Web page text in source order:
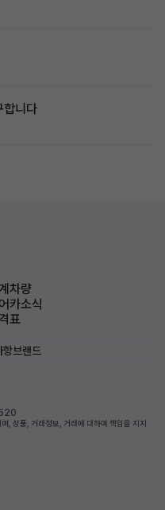
합니다
차량
카소식
표
항브랜드
, 상품, 거래정보, 거래에 대하여 책임을 지지